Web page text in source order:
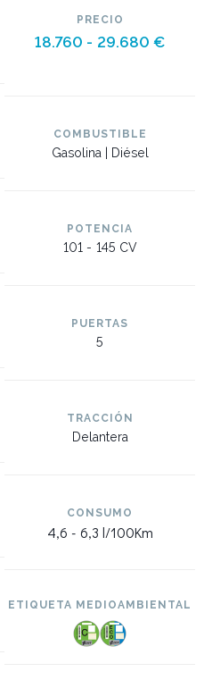
PRECIO
18.760 - 29.680 €
COMBUSTIBLE
Gasolina | Diésel
POTENCIA
101 - 145 CV
PUERTAS
5
TRACCIÓN
Delantera
CONSUMO
4,6 - 6,3 l/100Km
ETIQUETA MEDIOAMBIENTAL